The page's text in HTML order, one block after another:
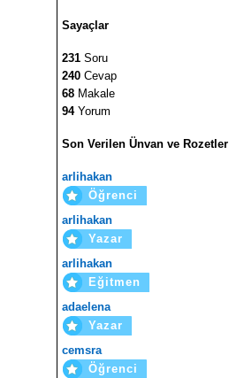
Sayaçlar
231 Soru
240 Cevap
68 Makale
94Yorum
Son Verilen Ünvan ve Rozetler
arlihakan
Öğrenci
arlihakan
Yazar
arlihakan
Eğitmen
adaelena
Yazar
cemsra
Öğrenci